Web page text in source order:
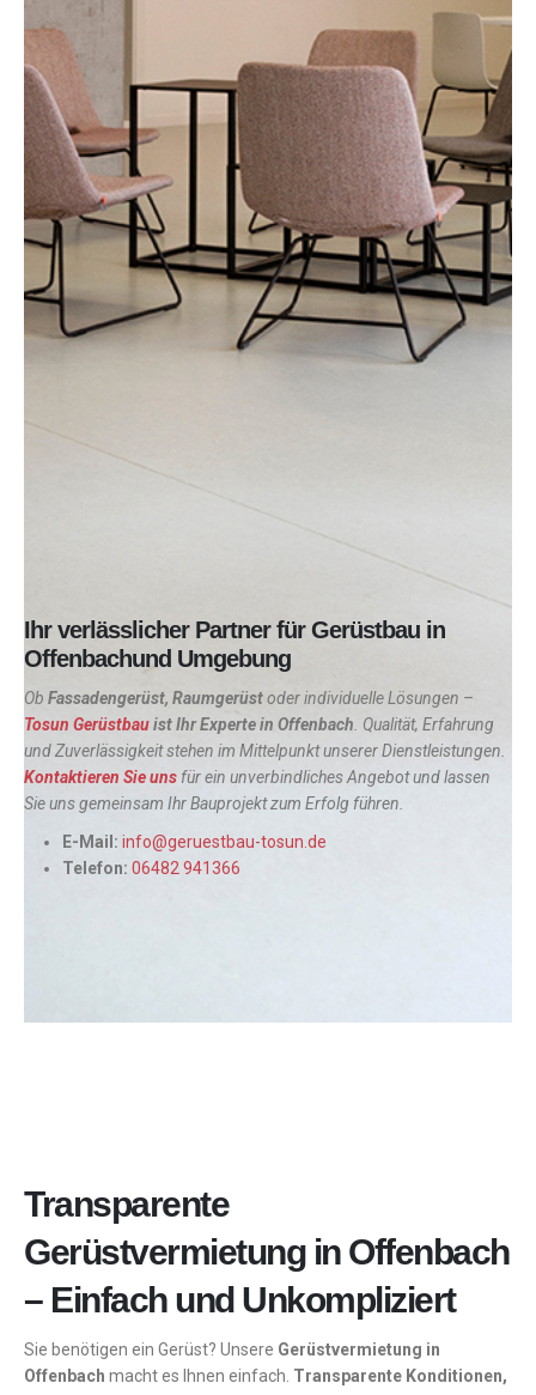
Ihr verlässlicher Partner für Gerüstbau in
Offenbachund Umgebung
Ob Fassadengerüst, Raumgerüstoder individuelle Lösungen –
Tosun Gerüstbauist Ihr Experte in Offenbach . Qualität, Erfahrung
und Zuverlässigkeit stehen im Mittelpunkt unserer Dienstleistungen.
Kontaktieren Sie uns für ein unverbindliches Angebot und lassen
Sie uns gemeinsam Ihr Bauprojekt zum Erfolg führen.
E-Mail: info@geruestbau-tosun.de
Telefon: 06482 941366
Transparente
Gerüstvermietung in Offenbach
– Einfach und Unkompliziert
Sie benötigen ein Gerüst? Unsere Gerüstvermietung in
Offenbach macht es Ihnen einfach. Transparente Konditionen,